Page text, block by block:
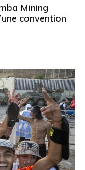
Mining
convention